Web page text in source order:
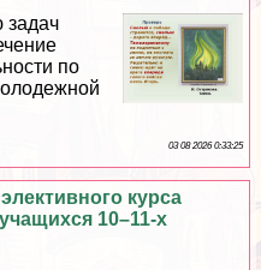
задач
по
03 08 2026 0:33:25
курса
10–11-х